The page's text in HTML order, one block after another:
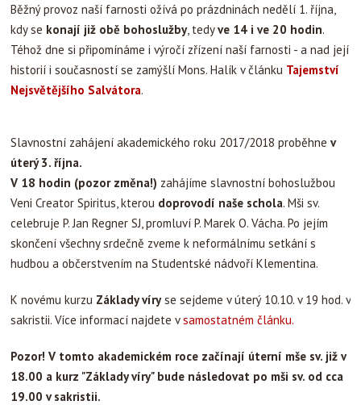
Běžný provoz naší farnosti ožívá po prázdninách nedělí 1. října,
kdy se konají již obě bohoslužby, tedyve 14 i ve 20 hodin.
Téhož dne si připomínáme i výročí zřízení naší farnosti - a nad její
historií i současností se zamýšlí Mons. Halík v článku Tajemství
Nejsvětějšího Salvátora.
Slavnostní zahájení akademického roku 2017/2018 proběhne v
úterý 3. října.
V 18 hodin (pozor změna!) zahájíme slavnostní bohoslužbou
Veni Creator Spiritus, kterou doprovodí naše schola. Mši sv.
celebruje P. Jan Regner SJ, promluví P. Marek O. Vácha. Po jejím
skončení všechny srdečně zveme k neformálnímu setkání s
hudbou a občerstvením na Studentské nádvoří Klementina.
K novému kurzu Základy víryse sejdeme v úterý 10.10. v 19 hod. v
sakristii. Více informací najdete vsamostatném článku.
Pozor! V tomto akademickém roce začínají úterní mše sv. již v
18.00 a kurz "Základy víry" bude následovat po mši sv. od cca
19.00 v sakristii.